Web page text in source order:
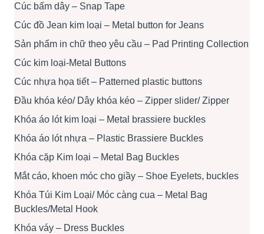
Cúc bấm dây – Snap Tape
Cúc đồ Jean kim loại – Metal button for Jeans
Sản phẩm in chữ theo yêu cầu – Pad Printing Collection
Cúc kim loại-Metal Buttons
Cúc nhựa họa tiết – Patterned plastic buttons
Đầu khóa kéo/ Dây khóa kéo – Zipper slider/ Zipper
Khóa áo lót kim loại – Metal brassiere buckles
Khóa áo lót nhựa – Plastic Brassiere Buckles
Khóa cặp Kim loại – Metal Bag Buckles
Mắt cáo, khoen móc cho giầy – Shoe Eyelets, buckles
Khóa Túi Kim Loại/ Móc càng cua – Metal Bag
Buckles/Metal Hook
Khóa váy – Dress Buckles